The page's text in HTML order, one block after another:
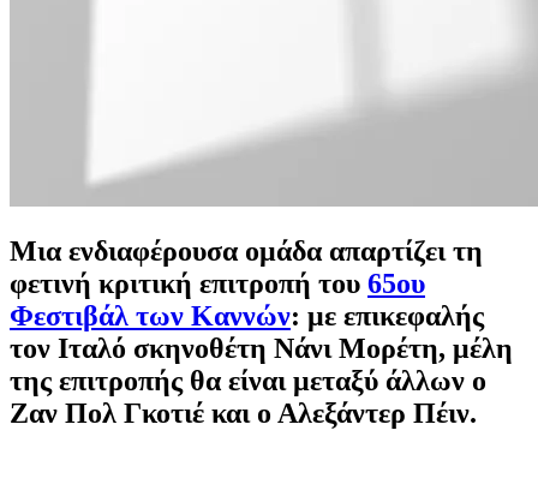
Μια ενδιαφέρουσα ομάδα απαρτίζει τη
φετινή κριτική επιτροπή του 65ου
Φεστιβάλ των Καννών: με επικεφαλής
τον Ιταλό σκηνοθέτη Νάνι Μορέτη, μέλη
της επιτροπής θα είναι μεταξύ άλλων ο
Ζαν Πολ Γκοτιέ και ο Αλεξάντερ Πέιν.